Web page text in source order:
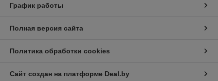
График работы
Полная версия сайта
Политика обработки cookies
Сайт создан на платформе Deal.by